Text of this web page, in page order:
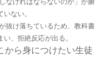
ない。
抜け落ちているため、教科書
、拒絶反応が出る。
から身につけたい生徒